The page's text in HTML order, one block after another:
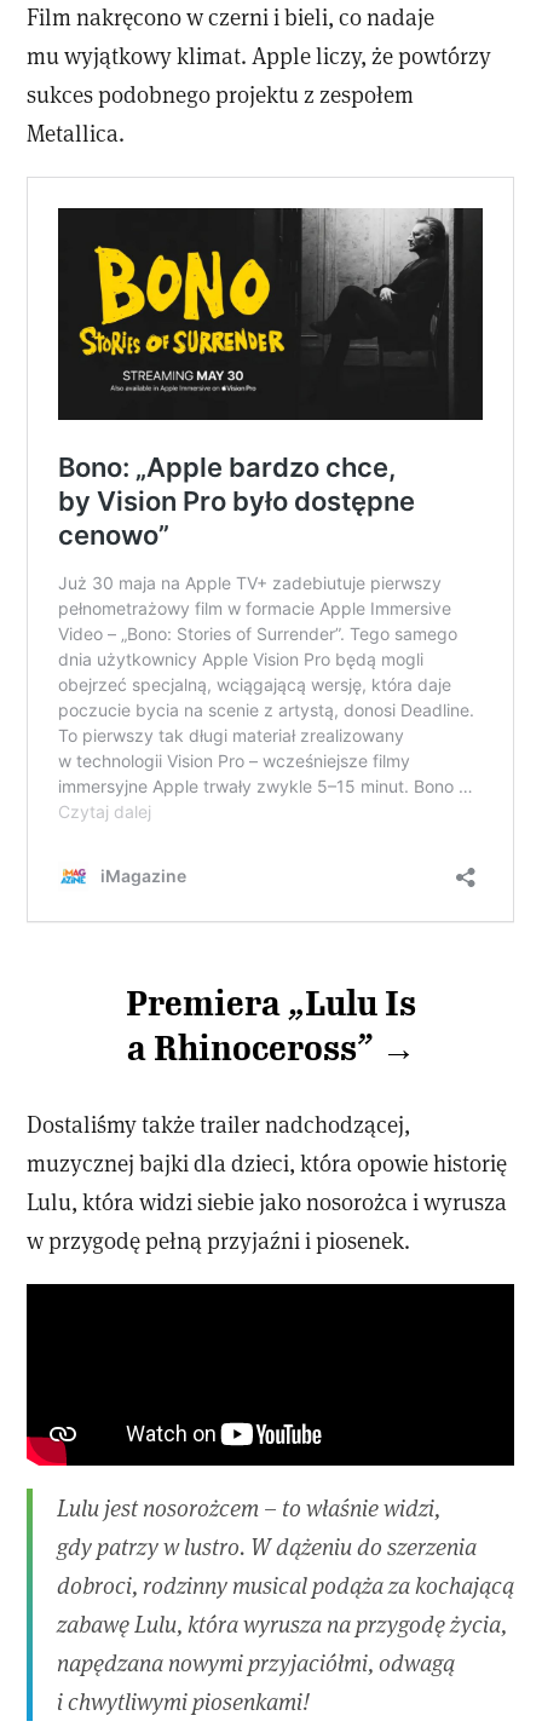
Film nakręcono w czerni i bieli, co nadaje
mu wyjątkowy klimat. Apple liczy, że powtórzy
sukces podobnego projektu z zespołem
Metallica.
Premiera „Lulu Is
a Rhinoceross” →
Dostaliśmy także trailer nadchodzącej,
muzycznej bajki dla dzieci, która opowie historię
Lulu, która widzi siebie jako nosorożca i wyrusza
w przygodę pełną przyjaźni i piosenek.
Lulu jest nosorożcem – to właśnie widzi,
gdy patrzy w lustro. W dążeniu do szerzenia
dobroci, rodzinny musical podąża za kochającą
zabawę Lulu, która wyrusza na przygodę życia,
napędzana nowymi przyjaciółmi, odwagą
i chwytliwymi piosenkami!